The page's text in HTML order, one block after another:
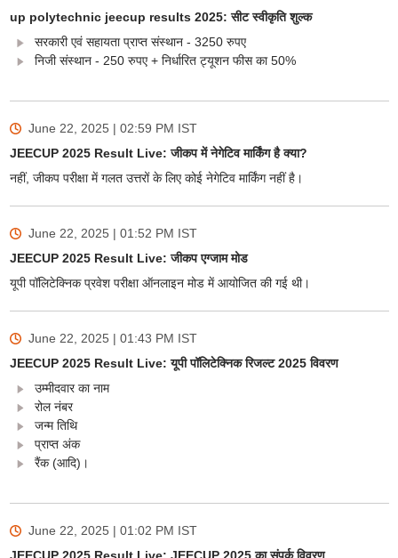
up polytechnic jeecup results 2025: सीट स्वीकृति शुल्क
सरकारी एवं सहायता प्राप्त संस्थान - 3250 रुपए
निजी संस्थान - 250 रुपए + निर्धारित ट्यूशन फीस का 50%
June 22, 2025 | 02:59 PM IST
JEECUP 2025 Result Live: जीकप में नेगेटिव मार्किंग है क्या?
नहीं, जीकप परीक्षा में गलत उत्तरों के लिए कोई नेगेटिव मार्किंग नहीं है।
June 22, 2025 | 01:52 PM IST
JEECUP 2025 Result Live: जीकप एग्जाम मोड
यूपी पॉलिटेक्निक प्रवेश परीक्षा ऑनलाइन मोड में आयोजित की गई थी।
June 22, 2025 | 01:43 PM IST
JEECUP 2025 Result Live: यूपी पॉलिटेक्निक रिजल्ट 2025 विवरण
उम्मीदवार का नाम
रोल नंबर
जन्म तिथि
प्राप्त अंक
रैंक (आदि)।
June 22, 2025 | 01:02 PM IST